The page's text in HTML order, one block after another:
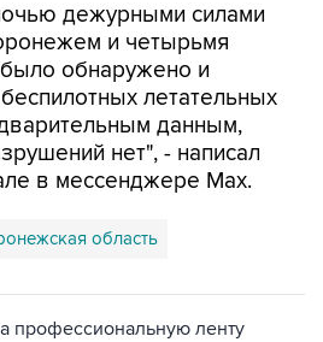
дежурными силами
и четырьмя
обнаружено и
летательных
данным,
нет", - написал
в мессенджере Max.
область
профессиональную ленту